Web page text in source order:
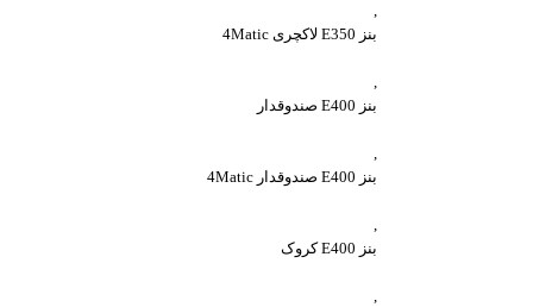
,
بنز E350 لاکچری 4Matic
,
بنز E400 صندوقدار
,
بنز E400 صندوقدار 4Matic
,
بنز E400 کروک
,